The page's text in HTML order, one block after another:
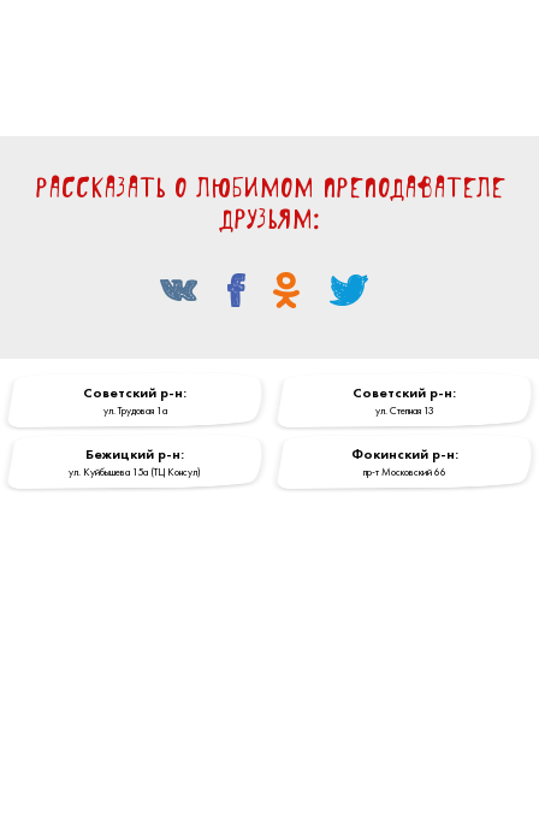
Рассказать о любимом преподавателе
друзьям:
Cоветский р-н:
ул. Трудовая 1a
Cоветский р-н:
ул. Степная 13
Бежицкий р-н:
ул. Куйбышева 15a (ТЦ Консул)
Фокинский р-н:
пр-т Московский 66